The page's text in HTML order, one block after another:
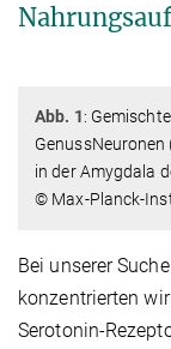
Abb. 1:
GenussNeuronen
in der Amygdala
© Max-Planck-
Bei unserer
konzentrierten
Serotonin-